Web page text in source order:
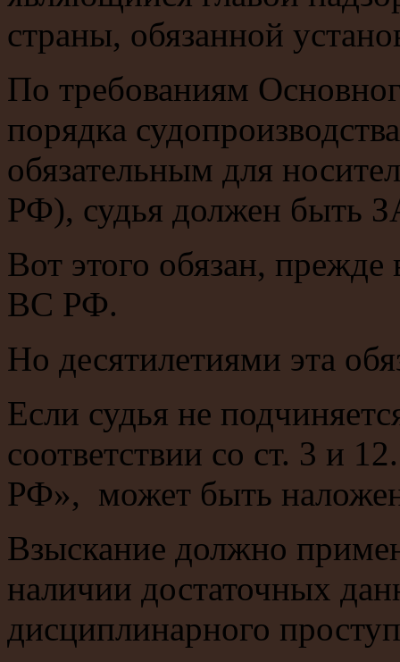
страны, обязанной
По требованиям
порядка
обязательным для
РФ), судья должен
Вот этого обязан, прежде
ВС РФ.
Но десятилетиями эта
Если судья не
соответствии со ст. 3 и
РФ», может быть
Взыскание должно
наличии достаточных
дисциплинарного